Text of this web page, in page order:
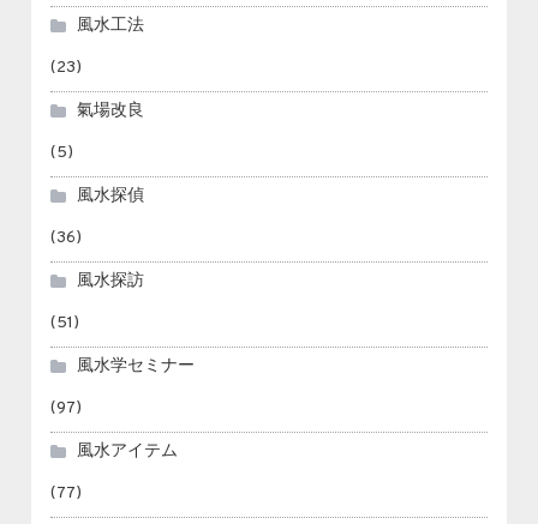
風水工法
(23)
氣場改良
(5)
風水探偵
(36)
風水探訪
(51)
風水学セミナー
(97)
風水アイテム
(77)